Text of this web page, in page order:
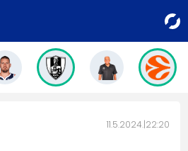
11.5.2024. 22:20